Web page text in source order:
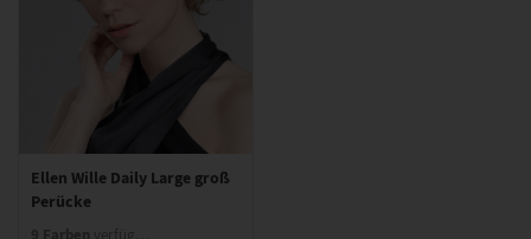
Ellen Wille Daily Large groß
Perücke